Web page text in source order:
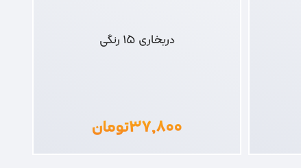
دربخاری 15 رنگی
۳۷,۸۰۰تومان